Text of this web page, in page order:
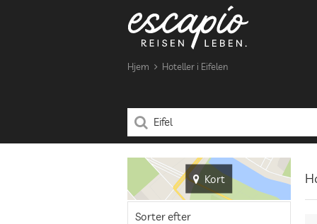
Hjem Hoteller i Eifelen
Kort
Sorter efter